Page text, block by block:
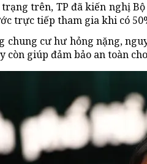
trên, TP đã kiến nghị
trực tiếp tham gia khi có
chung cư hư hỏng nặng,
còn giúp đảm bảo an toàn